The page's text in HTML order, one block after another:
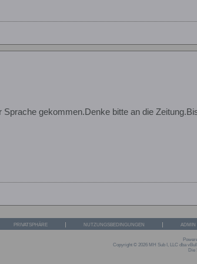
gekommen.Denke bitte an die
PRIVATSPHÄRE NUTZUNGSBEDINGUNGEN ADMIN
Copyright © 2026 MH Sub I, LLC dba
Die